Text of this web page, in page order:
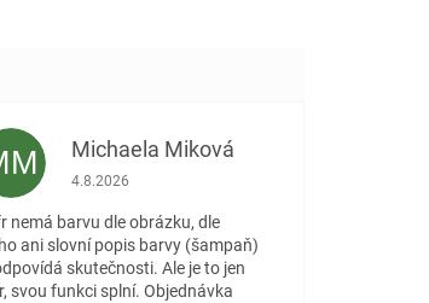
Michaela Miková
Hodnocení obchodu je 5 z 5 hvězdiček.
4.8.2026
nemá barvu dle obrázku, dle
ani slovní popis barvy (šampaň)
skutečnosti. Ale je to jen
svou funkci splní. Objednávka